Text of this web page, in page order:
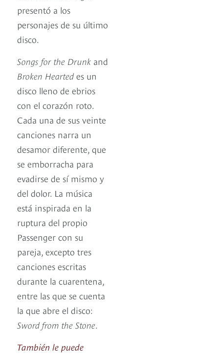
presentó a los
personajes de su último
disco.
Songs for the Drunk and
Broken Hearted es un
disco lleno de ebrios
con el corazón roto.
Cada una de sus veinte
canciones narra un
desamor diferente, que
se emborracha para
evadirse de sí mismo y
del dolor. La música
está inspirada en la
ruptura del propio
Passenger con su
pareja, excepto tres
canciones escritas
durante la cuarentena,
entre las que se cuenta
la que abre el disco:
Sword from the Stone
También le puede